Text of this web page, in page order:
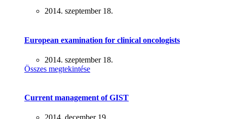
2014. szeptember 18.
European examination for clinical oncologists
2014. szeptember 18.
Összes megtekintése
Current management of GIST